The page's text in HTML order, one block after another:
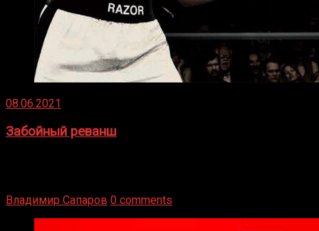
08.06.2021
Забойный реванш
Владимир Сапаров 0 comments